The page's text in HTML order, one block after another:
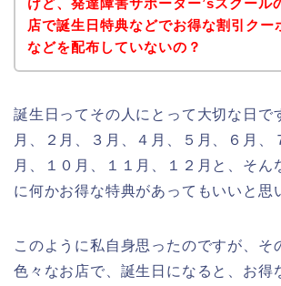
けど、発達障害サポーター’sスクール
店で誕生日特典などでお得な割引クー
などを配布していないの？
誕生日ってその人にとって大切な日で
月、２月、３月、４月、５月、６月、
月、１０月、１１月、１２月と、そん
に何かお得な特典があってもいいと思
このように私自身思ったのですが、そ
色々なお店で、誕生日になると、お得